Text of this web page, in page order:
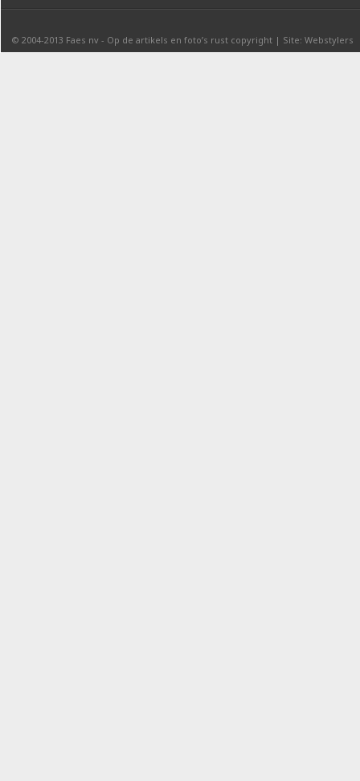
© 2004-2013 Faes nv - Op de artikels en foto’s rust copyright | Site: Webstylers